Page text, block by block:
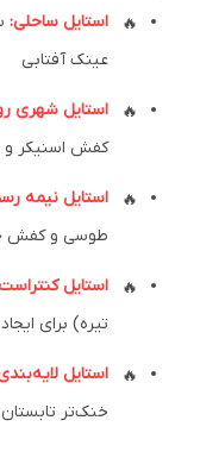
استایل ساحلی:
عینک آفتابی
استایل شهری
کفش اسنیکر
استایل نیمه
طوسی و کفش
استایل
تیره) برای
استایل
خنک‌تر تابستان